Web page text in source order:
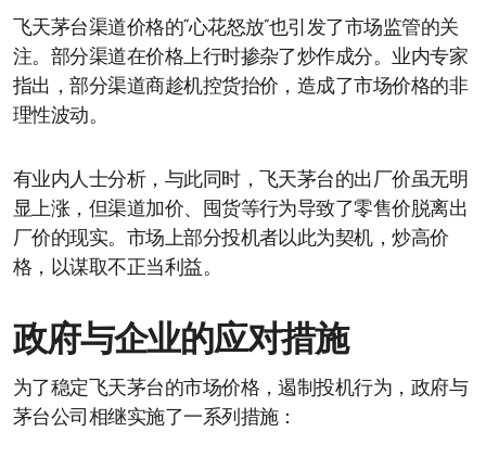
飞天茅台渠道价格的“心花怒放”也引发了市场监管的关
注。部分渠道在价格上行时掺杂了炒作成分。业内专家
指出，部分渠道商趁机控货抬价，造成了市场价格的非
理性波动。
有业内人士分析，与此同时，飞天茅台的出厂价虽无明
显上涨，但渠道加价、囤货等行为导致了零售价脱离出
厂价的现实。市场上部分投机者以此为契机，炒高价
格，以谋取不正当利益。
政府与企业的应对措施
为了稳定飞天茅台的市场价格，遏制投机行为，政府与
茅台公司相继实施了一系列措施：